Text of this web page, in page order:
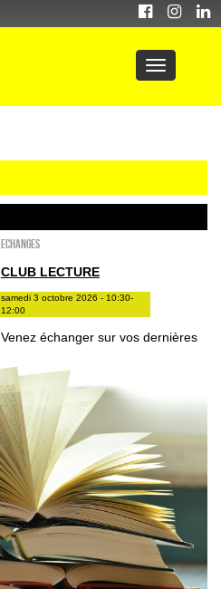
ECHANGES
CLUB LECTURE
samedi 3 octobre 2026 - 10:30-
12:00
Venez échanger sur vos dernières